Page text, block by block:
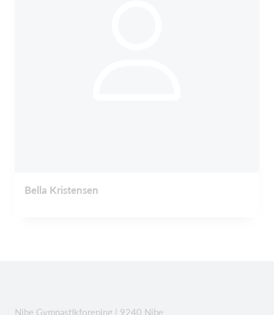
Bella Kristensen
Nibe Gymnastikforening | 9240 Nibe